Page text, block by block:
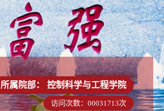
所属院部： 控制科学与工程学院
访问次数： 00031713次